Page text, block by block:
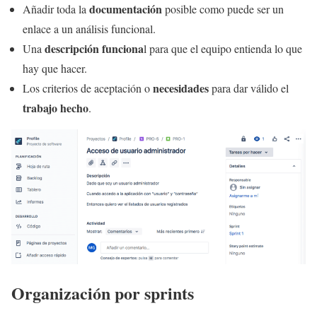
Añadir toda la documentaciónposible como puede ser un
enlace a un análisis funcional.
Una descripción funcional para que el equipo entienda lo que
hay que hacer.
Los criterios de aceptación onecesidadespara dar válido el
trabajo hecho.
Organización por sprints